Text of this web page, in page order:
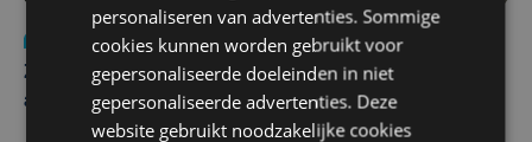
Nieuws Update
za 1 augustus | 17:21
Zwaar ongeval op E403 in Izegem: drie rijstroken
afgesloten
personaliseren van advertenties. Sommige
cookies kunnen worden gebruikt voor
gepersonaliseerde doeleinden in niet
gepersonaliseerde advertenties. Deze
website gebruikt noodzakelijke cookies